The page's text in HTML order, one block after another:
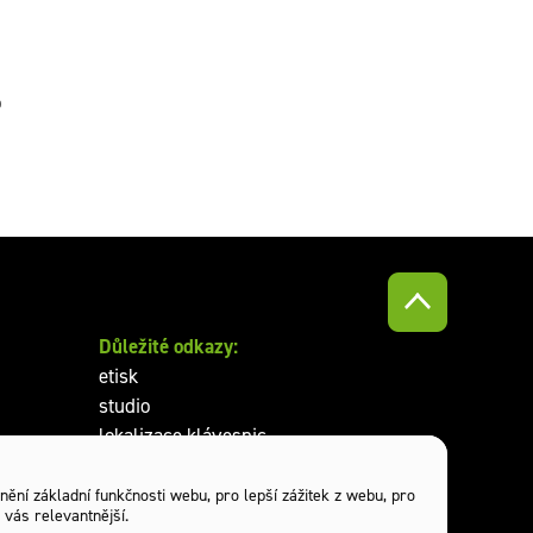
základní funkčnosti webu, pro lepší zážitek z webu, pro
relevantnější.
Důležité odkazy:
etisk
studio
lokalizace klávesnic